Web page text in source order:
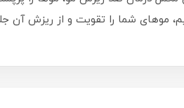
موهای شما را تقویت و از ریزش آن